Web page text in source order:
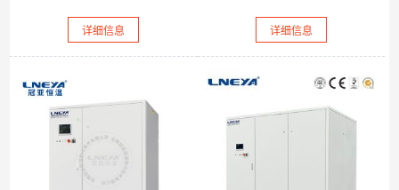
详细信息 详细信息